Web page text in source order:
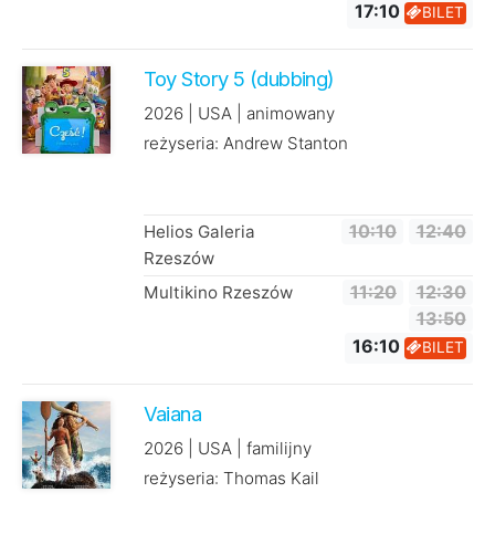
17:10
BILET
Toy Story 5 (dubbing)
2026 | USA | animowany
reżyseria: Andrew Stanton
Helios Galeria
Rzeszów
10:10 12:40
Multikino Rzeszów 11:20
12:30
13:50
16:10
BILET
Vaiana
2026 | USA | familijny
reżyseria: Thomas Kail